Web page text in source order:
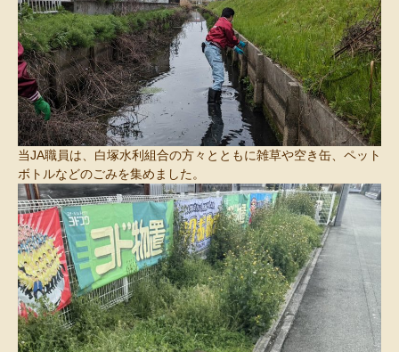
当JA職員は、白塚水利組合の方々とともに雑草や空き缶、ペット
ボトルなどのごみを集めました。